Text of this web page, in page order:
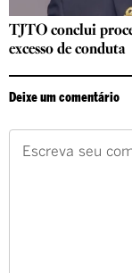
TJTO conclui
excesso de conduta
Deixe um comentário